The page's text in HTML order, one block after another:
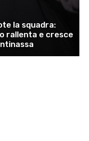
la squadra:
rallenta e cresce